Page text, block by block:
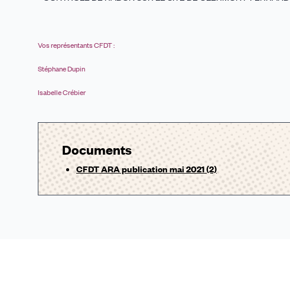
Vos représentants CFDT :
Stéphane Dupin
Isabelle Crébier
Documents
CFDT ARA publication mai 2021 (2)